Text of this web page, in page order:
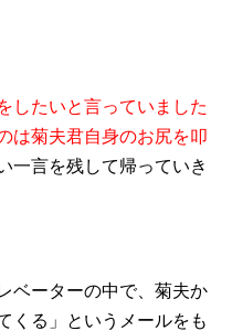
したいと言っていました
は菊夫君自身のお尻を叩
一言を残して帰っていき
ベーターの中で、菊夫か
くる」というメールをも